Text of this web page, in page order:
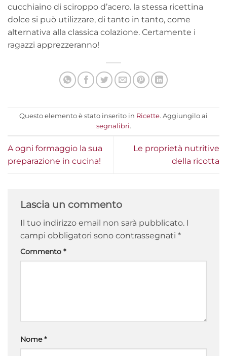
cucchiaino di sciroppo d’acero. la stessa ricettina
dolce si può utilizzare, di tanto in tanto, come
alternativa alla classica colazione. Certamente i
ragazzi apprezzeranno!
Questo elemento è stato inserito in Ricette. Aggiungilo ai
segnalibri.
A ogni formaggio la sua
preparazione in cucina!
Le proprietà nutritive
della ricotta
Lascia un commento
Il tuo indirizzo email non sarà pubblicato. I
campi obbligatori sono contrassegnati *
Commento *
Nome*